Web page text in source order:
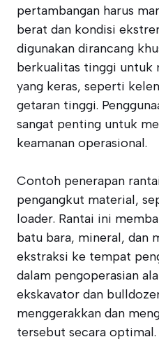
pertambangan harus
berat dan kondisi
digunakan dirancang
berkualitas tinggi untuk
yang keras, seperti
getaran tinggi.
sangat penting untuk
keamanan operasional.
Contoh penerapan
pengangkut material,
loader. Rantai ini
batu bara, mineral, dan
ekstraksi ke tempat
dalam pengoperasian
ekskavator dan
menggerakkan dan
tersebut secara optimal.